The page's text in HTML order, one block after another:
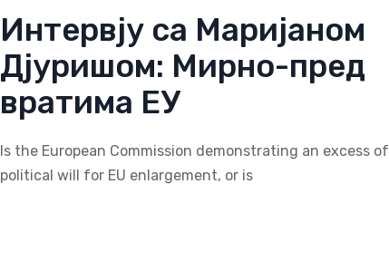
Интервју са Мариjаном
Дјуришом: Мирно-пред
вратима ЕУ
Is the European Commission demonstrating an excess of
political will for EU enlargement, or is